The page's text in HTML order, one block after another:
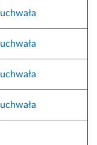
uchwała
uchwała
uchwała
uchwała